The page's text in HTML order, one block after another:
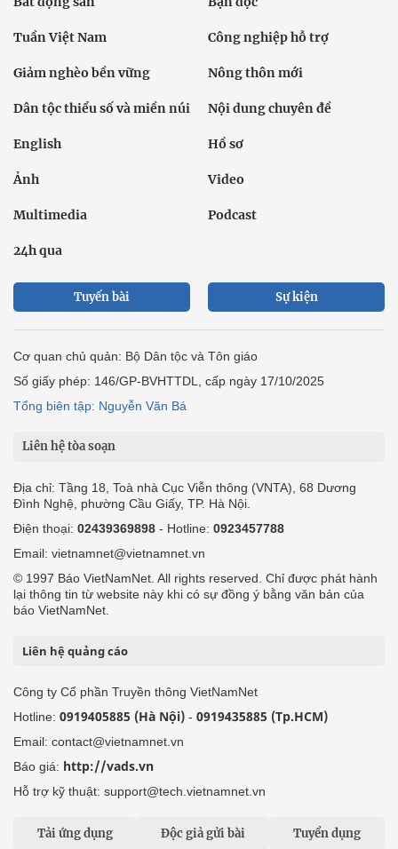
Tuần Việt Nam Công nghiệp hỗ trợ
Giảm nghèo bền vững Nông thôn mới
Dân tộc thiểu số và miền núi Nội dung chuyên đề
English Hồ sơ
Ảnh Video
Multimedia Podcast
24h qua
Tuyến bài Sự kiện
Cơ quan chủ quản: Bộ Dân tộc và Tôn giáo
Số giấy phép: 146/GP-BVHTTDL, cấp ngày 17/10/2025
Tổng biên tập: Nguyễn Văn Bá
Liên hệ tòa soạn
Địa chỉ: Tầng 18, Toà nhà Cục Viễn thông (VNTA), 68 Dương
Đình Nghệ, phường Cầu Giấy, TP. Hà Nội.
Điện thoại: 02439369898 - Hotline: 0923457788
Email: vietnamnet@vietnamnet.vn
© 1997 Báo VietNamNet. All rights reserved. Chỉ được phát hành
lại thông tin từ website này khi có sự đồng ý bằng văn bản của
báo VietNamNet.
Liên hệ quảng cáo
Công ty Cổ phần Truyền thông VietNamNet
Hotline: 0919405885 (Hà Nội) - 0919435885 (Tp.HCM)
Email: contact@vietnamnet.vn
Báo giá: http://vads.vn
Hỗ trợ kỹ thuật: support@tech.vietnamnet.vn
Tải ứng dụng Độc giả gửi bài Tuyển dụng